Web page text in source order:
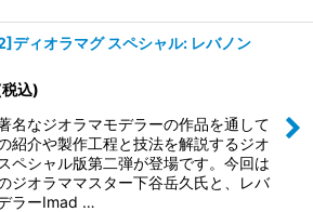
ディオラマグ スペシャル: レバノン
込)
名なジオラマモデラーの作品を通して
紹介や製作工程と技法を解説するジオ
ペシャル版第二弾が登場です。今回は
ジオラママスター下谷岳久氏と、レバ
ラーImad …